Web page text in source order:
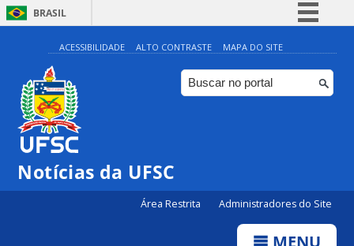
BRASIL
Simplifique!
Comunica BR
Participe
ACESSIBILIDADE ALTO CONTRASTE MAPA DO SITE
Notícias da UFSC
Área Restrita Administradores do Site
MENU